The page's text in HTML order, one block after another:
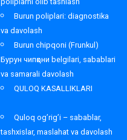
Burun poliplari: diagnostika
va davolash
Burun chipqoni (Frunkul)
Бурун чипқони belgilari, sabablari
va samarali davolash
QULOQ KASALLIKLARI
Quloq og’rig’i – sabablar,
tashxislar, maslahat va davolash